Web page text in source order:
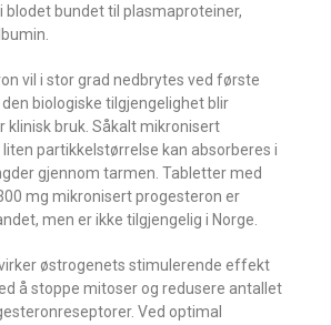
blodet bundet til plasmaproteiner,
vil i stor grad nedbrytes ved første
den biologiske tilgjengelighet blir
klinisk bruk. Såkalt mikronisert
partikkelstørrelse kan absorberes i
gjennom tarmen. Tabletter med
mg mikronisert progesteron er
men er ikke tilgjengelig i Norge.
østrogenets stimulerende effekt
å stoppe mitoser og redusere antallet
Ved optimal